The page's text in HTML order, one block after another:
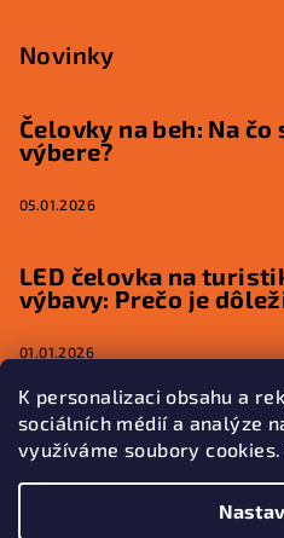
K personalizaci obsahu a
sociálních médií a analýze
využíváme soubory
Novinky
Čelovky na beh: Na
výbere?
05.01.2026
LED čelovka na
výbavy: Prečo je
01.01.2026
Kontakt